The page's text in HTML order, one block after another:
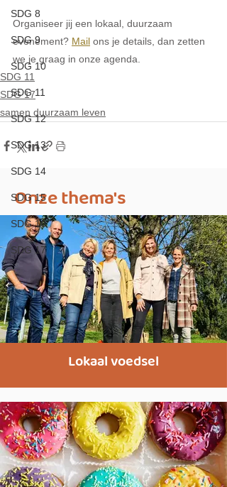
SDG 8
SDG 9
SDG 10
SDG 11
SDG 12
SDG 13
SDG 14
SDG 15
SDG 16
SDG 17
Organiseer jij een lokaal, duurzaam
evenement? Mail ons je details, dan zetten
we je graag in onze agenda.
SDG 11
SDG 17
samen duurzaam leven
Onze thema's
Lokaal voedsel